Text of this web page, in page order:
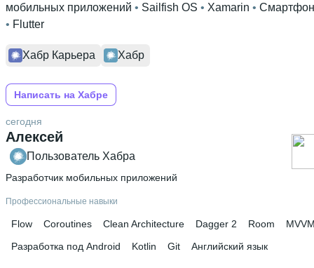
мобильных приложений • Sailfish OS • Xamarin •
• Flutter
Хабр Карьера Хабр
Написать на Хабре
Алексей
сегодня
Пользователь Хабра
Разработчик мобильных приложений
Профессиональные навыки
Flow Coroutines Clean Architecture Dagger 2 Room
Разработка под Android
Kotlin Git Английский язык